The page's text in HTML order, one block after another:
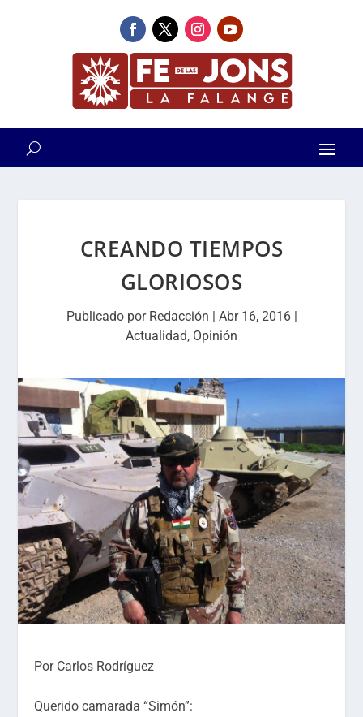
CREANDO TIEMPOS
GLORIOSOS
Publicado por Redacción | Abr 16, 2016|
Actualidad, Opinión
Por Carlos Rodríguez
Querido camarada “Simón”: